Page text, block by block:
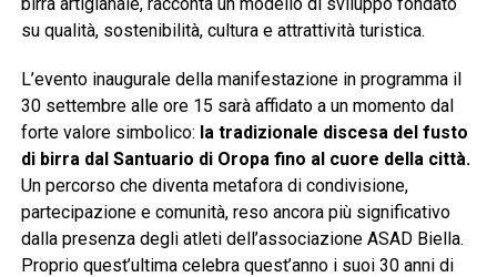
su qualità, sostenibilità, cultura e attrattività turistica.
L’evento inaugurale della manifestazione in programma il
30 settembre alle ore 15 sarà affidato a un momento dal
forte valore simbolico: la tradizionale discesa del fusto
di birra dal Santuario di Oropa fino al cuore della città.
Un percorso che diventa metafora di condivisione,
partecipazione e comunità, reso ancora più significativo
dalla presenza degli atleti dell’associazione ASAD Biella.
Proprio quest’ultima celebra quest’anno i suoi 30 anni di